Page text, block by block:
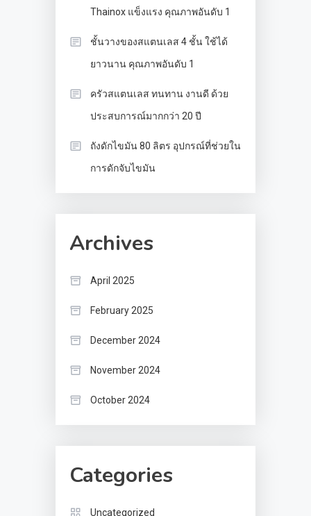
Thainox แข็งแรง คุณภาพอันดับ 1
ชั้นวางของสแตนเลส 4 ชั้น ใช้ได้
ยาวนาน คุณภาพอันดับ 1
ครัวสแตนเลส ทนทาน งานดี ด้วย
ประสบการณ์มากกว่า 20 ปี
ถังดักไขมัน 80 ลิตร อุปกรณ์ที่ช่วยใน
การดักจับไขมัน
Archives
April 2025
February 2025
December 2024
November 2024
October 2024
Categories
Uncategorized